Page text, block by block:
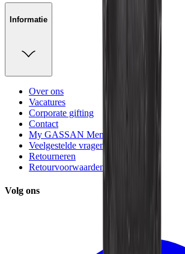
Informatie
Over ons
Vacatures
Corporate gifting
Contact
My GASSAN Membership
Veelgestelde vragen
Retourneren
Retourvoorwaarden
Volg ons